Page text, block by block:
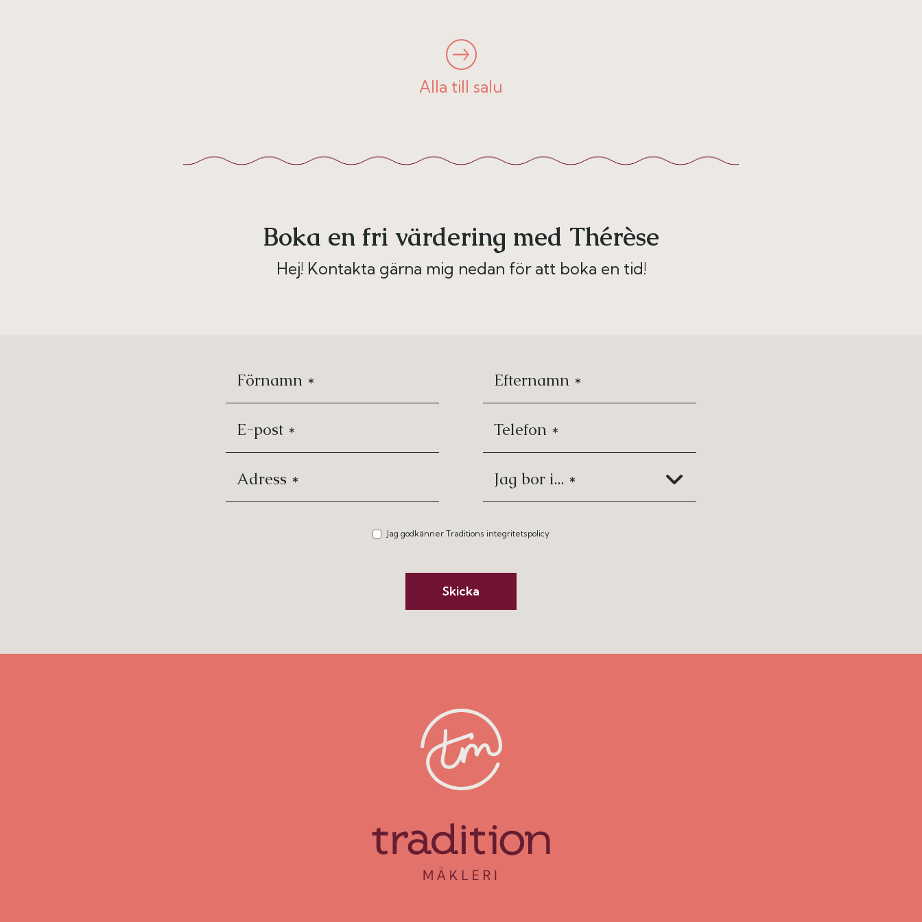
Alla till salu
Boka en fri värdering med Thérèse
Hej! Kontakta gärna mig nedan för att boka en tid!
Jag godkänner Traditions integritetspolicy
Skicka